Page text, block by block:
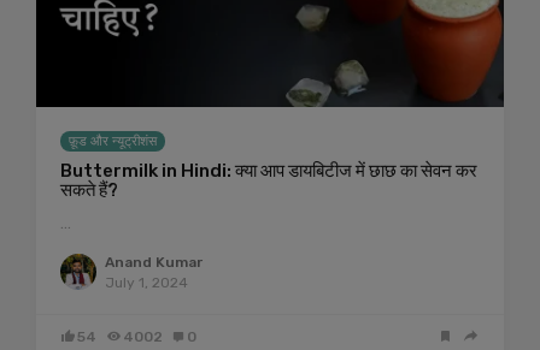
फ़ूड और न्यूट्रीशंस
Buttermilk in Hindi: क्या आप डायबिटीज में छाछ का सेवन कर
सकते हैं?
…
Anand Kumar
July 1, 2024
54 4002 0